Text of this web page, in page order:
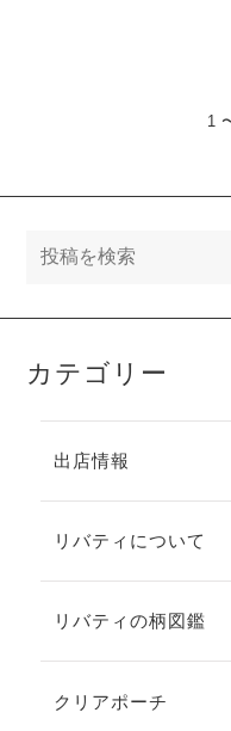
1
カテゴリー
出店情報
リバティについて
リバティの柄図鑑
クリアポーチ